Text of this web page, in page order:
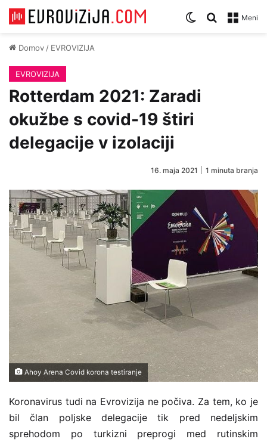
Meni
Iskanje za
Zamenjaj temo
Domov / EVROVIZIJA
EVROVIZIJA
Rotterdam 2021: Zaradi
okužbe s covid-19 štiri
delegacije v izolaciji
16. maja 2021 1 minuta branja
Ahoy Arena Covid korona testiranje
Koronavirus tudi na Evrovizija ne počiva. Za tem, ko je
bil član poljske delegacije tik pred nedeljskim
sprehodom po turkizni preprogi med rutinskim